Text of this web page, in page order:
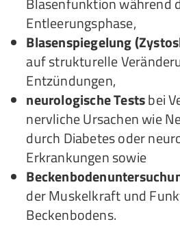
Entleerungsphase,
Blasenspiegelung
auf strukturelle
Entzündungen,
neurologische Testsbei
nervliche Ursachen wie
durch Diabetes oder
Erkrankungen sowie
der Muskelkraft und
Beckenbodens.